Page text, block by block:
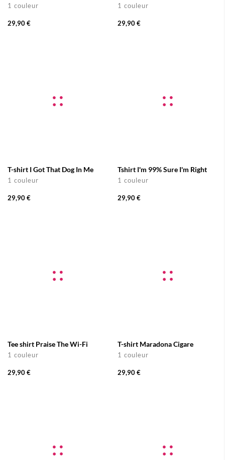
1 couleur
29,90 €
1 couleur
29,90 €
T-shirt I Got That Dog In Me
1 couleur
29,90 €
Tshirt I'm 99% Sure I'm Right
1 couleur
29,90 €
Tee shirt Praise The Wi-Fi
1 couleur
29,90 €
T-shirt Maradona Cigare
1 couleur
29,90 €